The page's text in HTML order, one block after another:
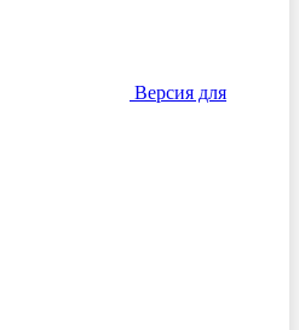
Версия для